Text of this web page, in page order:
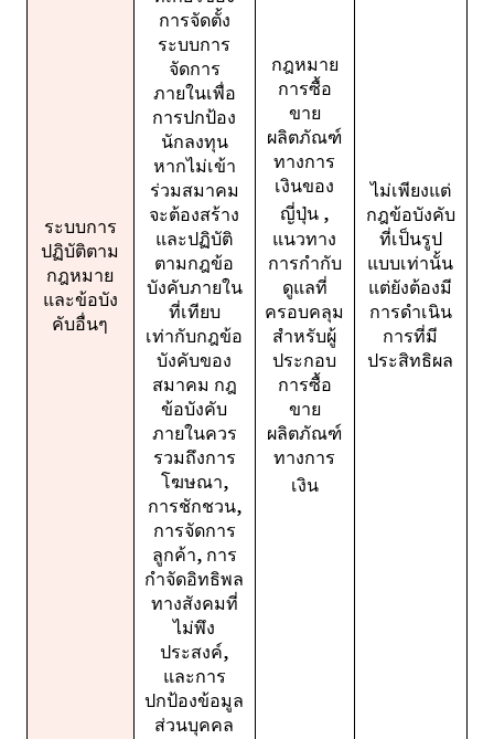
ระบบการ
ปฏิบัติตาม
กฎหมาย
และข้อบัง
คับอื่นๆ
การจัดตั้ง
ระบบการ
จัดการ
ภายในเพื่อ
การปกป้อง
นักลงทุน
หากไม่เข้า
ร่วมสมาคม
จะต้องสร้าง
และปฏิบัติ
ตามกฎข้อ
บังคับภายใน
ที่เทียบ
เท่ากับกฎข้อ
บังคับของ
สมาคม กฎ
ข้อบังคับ
ภายในควร
รวมถึงการ
โฆษณา,
การชักชวน,
การจัดการ
ลูกค้า, การ
กำจัดอิทธิพล
ทางสังคมที่
ไม่พึง
ประสงค์,
และการ
ปกป้องข้อมูล
ส่วนบุคคล
กฎหมาย
การซื้อ
ขาย
ผลิตภัณฑ์
ทางการ
เงินของ
ญี่ปุ่น ,
แนวทาง
การกำกับ
ดูแลที่
ครอบคลุม
สำหรับผู้
ประกอบ
การซื้อ
ขาย
ผลิตภัณฑ์
ทางการ
เงิน
ไม่เพียงแต่
กฎข้อบังคับ
ที่เป็นรูป
แบบเท่านั้น
แต่ยังต้องมี
การดำเนิน
การที่มี
ประสิทธิผล